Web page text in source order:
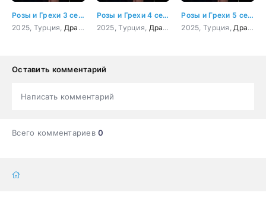
Розы и Грехи 3 серия
2025, Турция, Драма
Розы и Грехи 4 серия
2025, Турция, Драма
Розы и Грехи 5 серия
2025, Турция, Драма
Оставить комментарий
Написать комментарий
Всего комментариев0